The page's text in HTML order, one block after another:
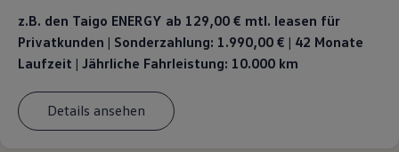
z.B. den Taigo ENERGY ab 129,00 € mtl. leasen für
Privatkunden | Sonderzahlung: 1.990,00 € | 42 Monate
Laufzeit | Jährliche Fahrleistung: 10.000 km
Details ansehen